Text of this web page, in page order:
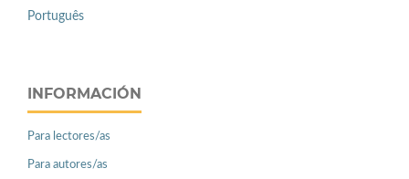
Português
INFORMACIÓN
Para lectores/as
Para autores/as